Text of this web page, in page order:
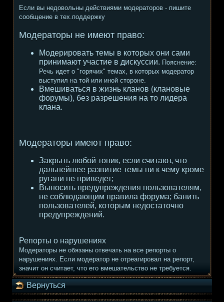
Если вы недовольны действиями модераторов - пишите
сообщение в тех.поддержку
Модераторы не имеют право:
Модерировать темы в которых они сами
принимают участие в дискуссии. Пояснение:
Речь идет о "горячих" темах, в которых модератор
выступил на той или иной стороне.
Вмешиваться в жизнь кланов (клановые
форумы), без разрешения на то лидера
клана.
Модераторы имеют право:
Закрыть любой топик, если считают, что
дальнейшее развитие темы ни к чему кроме
ругани не приведет;
Выносить предупреждения пользователям,
не соблюдающим правила форума; банить
пользователей, которым недостаточно
предупреждений.
Репорты о нарушениях
Модераторы не обязаны отвечать на все репорты о
нарушениях. Если модератор не отреагировал на репорт,
значит он считает, что его вмешательство не требуется.
Вернуться